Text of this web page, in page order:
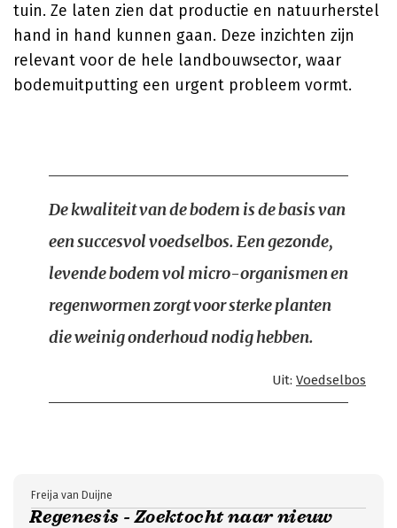
tuin. Ze laten zien dat productie en natuurherstel
hand in hand kunnen gaan. Deze inzichten zijn
relevant voor de hele landbouwsector, waar
bodemuitputting een urgent probleem vormt.
De kwaliteit van de bodem is de basis van
een succesvol voedselbos. Een gezonde,
levende bodem vol micro-organismen en
regenwormen zorgt voor sterke planten
die weinig onderhoud nodig hebben.
Uit: Voedselbos
Regenesis - Zoektocht naar nieuw
Freija van Duijne